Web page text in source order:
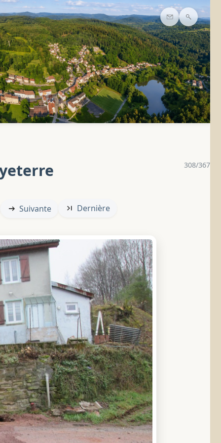
Contact
308/367
Suivante Dernière